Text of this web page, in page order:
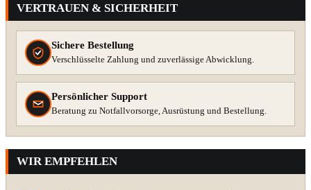
VERTRAUEN & SICHERHEIT
Sichere Bestellung
Verschlüsselte Zahlung und zuverlässige Abwicklung.
Persönlicher Support
Beratung zu Notfallvorsorge, Ausrüstung und Bestellung.
WIR EMPFEHLEN